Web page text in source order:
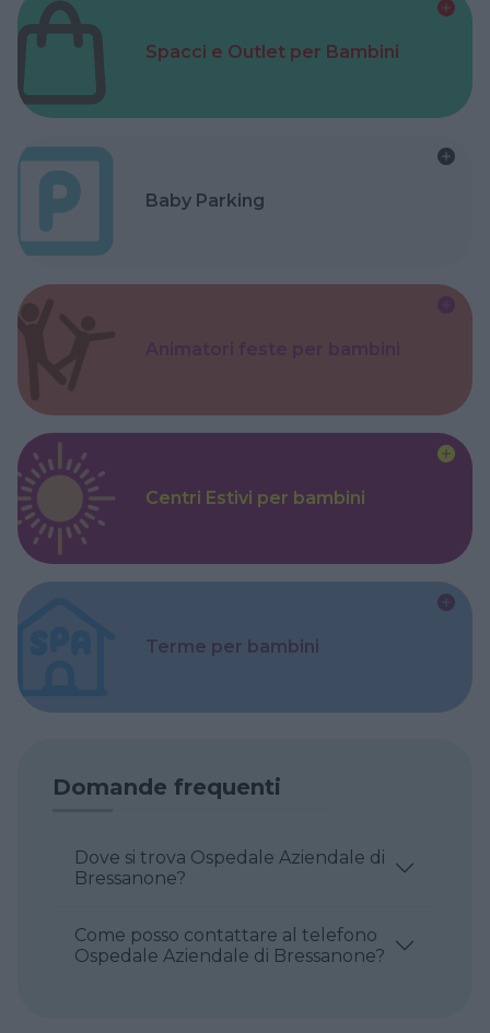
Spacci e Outlet per Bambini
Baby Parking
Centri Estivi per bambini
Terme per bambini
Domande frequenti
Dove si trova Ospedale Aziendale di
Bressanone?
Come posso contattare al telefono
Ospedale Aziendale di Bressanone?